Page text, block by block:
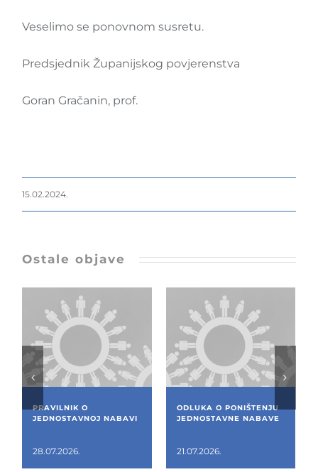
Veselimo se ponovnom susretu.
Predsjednik Županijskog povjerenstva
Goran Gračanin, prof.
15.02.2024.
Ostale objave
PRAVILNIK O
JEDNOSTAVNOJ NABAVI
28.07.2026.
ODLUKA O PONIŠTENJU
JEDNOSTAVNE NABAVE
21.07.2026.